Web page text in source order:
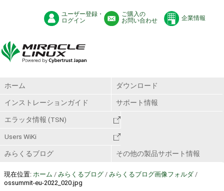
ユーザー登録・
ログイン
ご購入の
お問い合わせ
企業情報
ホーム ダウンロード
インストレーションガイド サポート情報
エラッタ情報 (TSN)
Users WiKi
みらくるブログ その他の製品サポート情報
現在位置: ホーム / みらくるブログ / みらくるブログ画像フォルダ /
ossummit-eu-2022_020.jpg